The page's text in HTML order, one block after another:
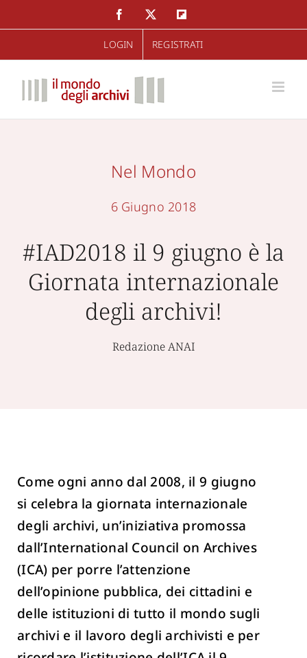
al
FacebookTwitter
LOGIN REGISTRATI
Nel Mondo
6 Giugno 2018
#IAD2018 il 9 giugno è la
Giornata internazionale
degli archivi!
Redazione ANAI
Come ogni anno dal 2008, il 9 giugno
si celebra la giornata internazionale
degli archivi, un’iniziativa promossa
dall’International Council on Archives
(ICA) per porre l’attenzione
dell’opinione pubblica, dei cittadini e
delle istituzioni di tutto il mondo sugli
archivi e il lavoro degli archivisti e per